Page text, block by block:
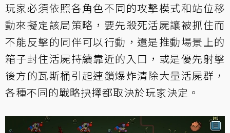
玩家必須依照各角色不同的攻擊模式和站位移
動來擬定該局策略，要先殺死活屍讓被抓住而
不能反擊的同伴可以行動，還是推動場景上的
箱子封住活屍持續靠近的入口，或是優先射擊
後方的瓦斯桶引起連鎖爆炸清除大量活屍群，
各種不同的戰略抉擇都取決於玩家決定。